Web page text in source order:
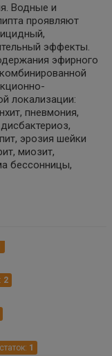
Водные и
проявляют
эффекты.
эфирного
локализации:
пневмония,
эрозия шейки
миозит,
бессонницы,
2
1